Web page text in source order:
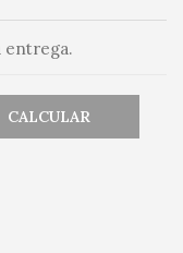
entrega.